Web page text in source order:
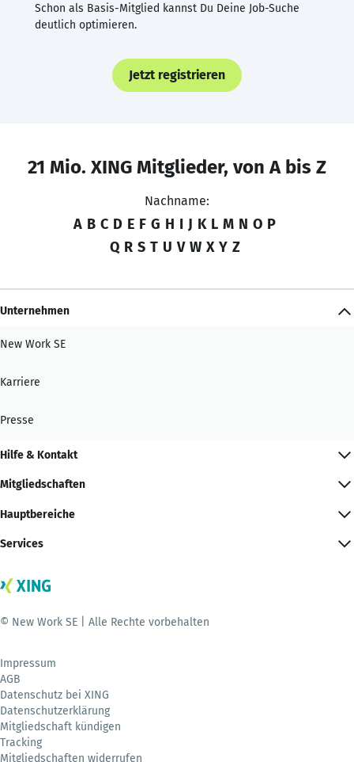
Schon als Basis-Mitglied kannst Du Deine Job-Suche
deutlich optimieren.
Jetzt registrieren
21 Mio. XING Mitglieder, von A bis Z
Nachname:
A B C D E F G H I J K L M N O P
Q R S T U V W X Y Z
Unternehmen
New Work SE
Karriere
Presse
Hilfe & Kontakt
Mitgliedschaften
Hauptbereiche
Services
© New Work SE | Alle Rechte vorbehalten
Impressum
AGB
Datenschutz bei XING
Datenschutzerklärung
Mitgliedschaft kündigen
Tracking
Mitgliedschaften widerrufen